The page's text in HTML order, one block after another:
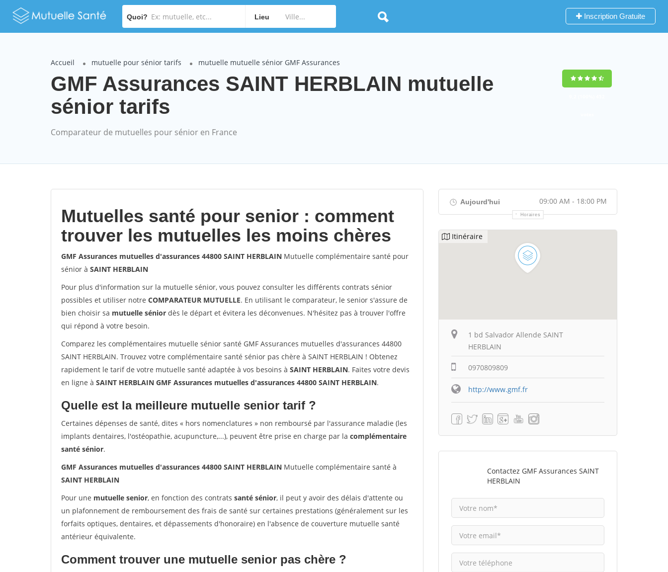
Quoi? Lieu Inscription Gratuite
Accueil mutuelle pour sénior tarifs mutuelle mutuelle sénior GMF Assurances
GMF Assurances SAINT HERBLAIN mutuelle
sénior tarifs
Comparateur de mutuelles pour sénior en France
Mutuelles santé pour senior : comment
trouver les mutuelles les moins chères
GMF Assurances mutuelles d'assurances 44800 SAINT HERBLAIN Mutuelle complémentaire santé pour
sénior à SAINT HERBLAIN
Pour plus d'information sur la mutuelle sénior, vous pouvez consulter les différents contrats sénior
possibles et utiliser notre COMPARATEUR MUTUELLE. En utilisant le comparateur, le senior s'assure de
bien choisir sa mutuelle sénior dès le départ et évitera les déconvenues. N'hésitez pas à trouver l'offre
qui répond à votre besoin.
Comparez les complémentaires mutuelle sénior santé GMF Assurances mutuelles d'assurances 44800
SAINT HERBLAIN. Trouvez votre complémentaire santé sénior pas chère à SAINT HERBLAIN ! Obtenez
rapidement le tarif de votre mutuelle santé adaptée à vos besoins à SAINT HERBLAIN. Faites votre devis
en ligne à SAINT HERBLAIN GMF Assurances mutuelles d'assurances 44800 SAINT HERBLAIN.
Quelle est la meilleure mutuelle senior tarif ?
Certaines dépenses de santé, dites « hors nomenclatures » non remboursé par l'assurance maladie (les
implants dentaires, l'ostéopathie, acupuncture,...), peuvent être prise en charge par la complémentaire
santé sénior.
GMF Assurances mutuelles d'assurances 44800 SAINT HERBLAIN Mutuelle complémentaire santé à
SAINT HERBLAIN
Pour une mutuelle senior, en fonction des contrats santé sénior, il peut y avoir des délais d'attente ou
un plafonnement de remboursement des frais de santé sur certaines prestations (généralement sur les
forfaits optiques, dentaires, et dépassements d'honoraire) en l'absence de couverture mutuelle santé
antérieur équivalente.
Comment trouver une mutuelle senior pas chère ?
Aujourd'hui 09:00 AM - 18:00 PM
Horaires
Itinéraire
1 bd Salvador Allende SAINT
HERBLAIN
0970809809
http://www.gmf.fr
Contactez GMF Assurances SAINT
HERBLAIN